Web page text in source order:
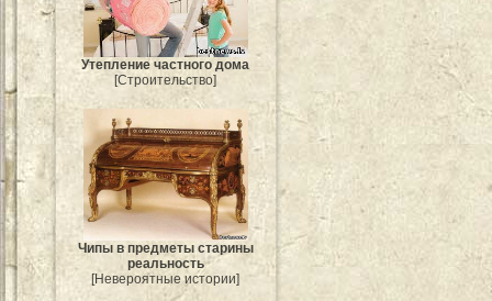
Утепление частного дома
[Строительство]
Чипы в предметы старины
реальность
[Невероятные истории]